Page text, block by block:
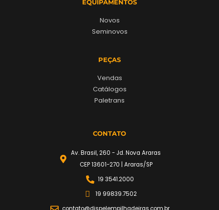
EQUIPAMENTOS
Novos
Seminovos
PEÇAS
Vendas
Catálogos
Paletrans
CONTATO
Av. Brasil, 260 - Jd. Nova Araras
CEP 13601-270 | Araras/SP
19 3541.2000
19 99839.7502